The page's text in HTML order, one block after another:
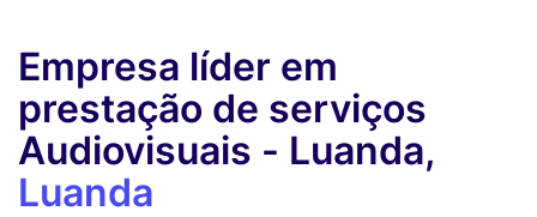
Empresa líder em
prestação de serviços
Audiovisuais - Luanda,
Luanda